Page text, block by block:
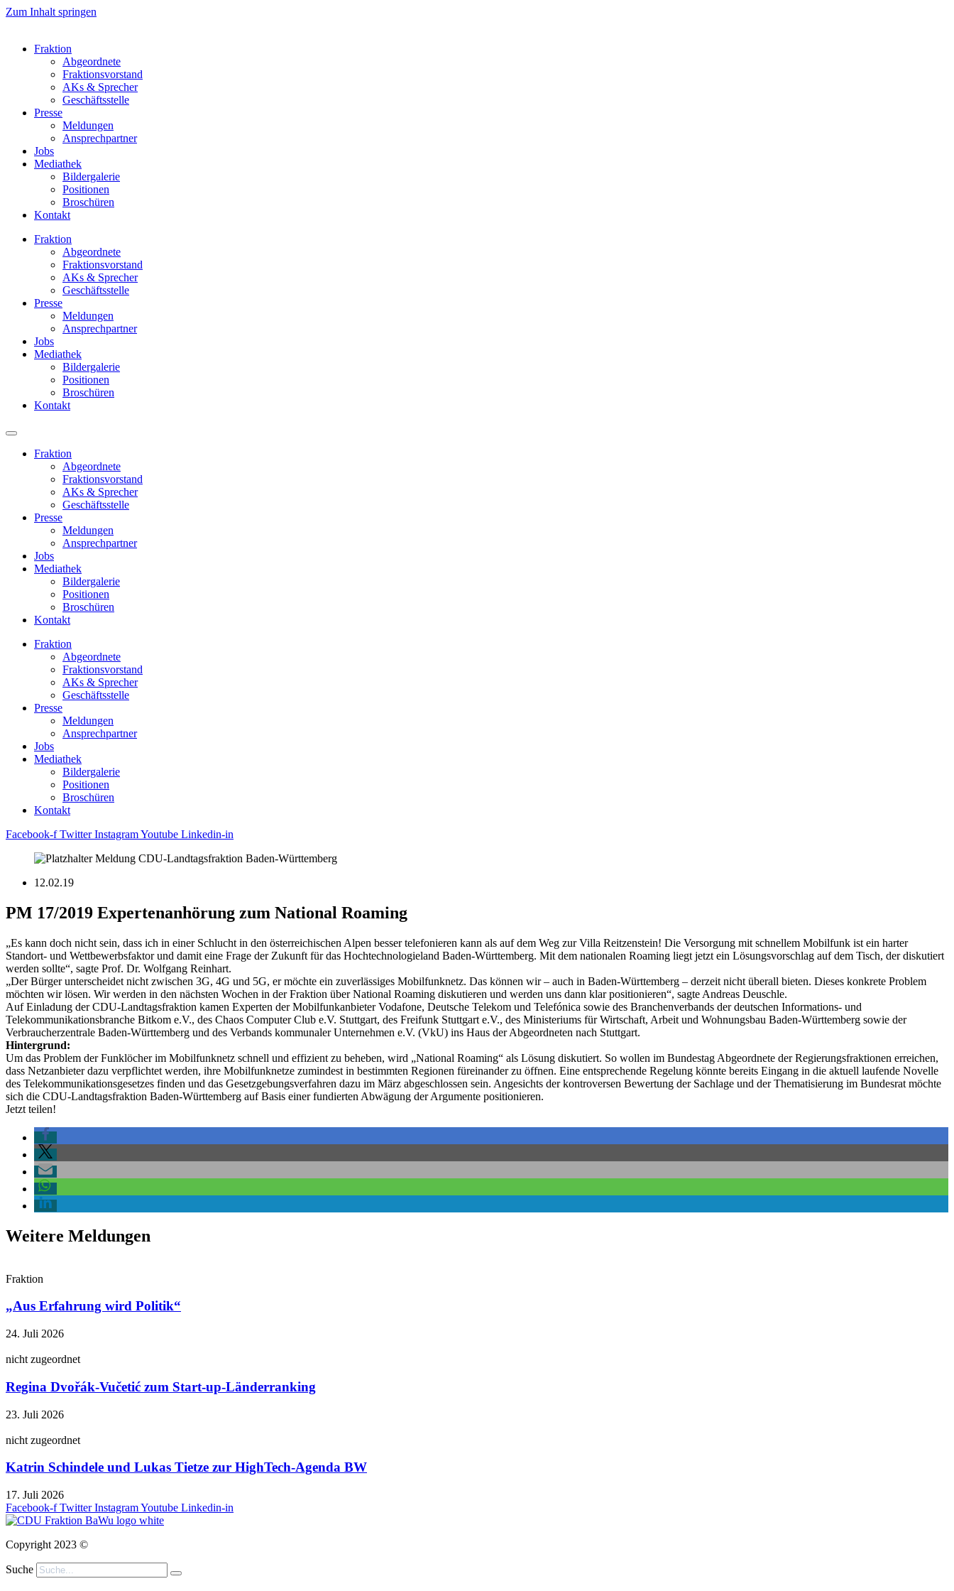
Zum Inhalt springen
Fraktion
Abgeordnete
Fraktions­vorstand
AKs & Sprecher
Geschäftsstelle
Presse
Meldungen
Ansprechpartner
Jobs
Mediathek
Bildergalerie
Positionen
Broschüren
Kontakt
Fraktion
Abgeordnete
Fraktions­vorstand
AKs & Sprecher
Geschäftsstelle
Presse
Meldungen
Ansprechpartner
Jobs
Mediathek
Bildergalerie
Positionen
Broschüren
Kontakt
Fraktion
Abgeordnete
Fraktions­vorstand
AKs & Sprecher
Geschäftsstelle
Presse
Meldungen
Ansprechpartner
Jobs
Mediathek
Bildergalerie
Positionen
Broschüren
Kontakt
Fraktion
Abgeordnete
Fraktions­vorstand
AKs & Sprecher
Geschäftsstelle
Presse
Meldungen
Ansprechpartner
Jobs
Mediathek
Bildergalerie
Positionen
Broschüren
Kontakt
Facebook-f Twitter InstagramYoutube Linkedin-in
12.02.19
PM 17/2019 Expertenanhörung zum National Roaming
„Es kann doch nicht sein, dass ich in einer Schlucht in den österreichischen Alpen besser telefonieren kann als auf dem Weg zur Villa Reitzenstein! Die Versorgung mit schnellem Mobilfunk ist ein harter
Standort- und Wettbewerbsfaktor und damit eine Frage der Zukunft für das Hochtechnologieland Baden-Württemberg. Mit dem nationalen Roaming liegt jetzt ein Lösungsvorschlag auf dem Tisch, der diskutiert
werden sollte“, sagte Prof. Dr. Wolfgang Reinhart.
„Der Bürger unterscheidet nicht zwischen 3G, 4G und 5G, er möchte ein zuverlässiges Mobilfunknetz. Das können wir – auch in Baden-Württemberg – derzeit nicht überall bieten. Dieses konkrete Problem
möchten wir lösen. Wir werden in den nächsten Wochen in der Fraktion über National Roaming diskutieren und werden uns dann klar positionieren“, sagte Andreas Deuschle.
Auf Einladung der CDU-Landtagsfraktion kamen Experten der Mobilfunkanbieter Vodafone, Deutsche Telekom und Telefónica sowie des Branchenverbands der deutschen Informations- und
Telekommunikationsbranche Bitkom e.V., des Chaos Computer Club e.V. Stuttgart, des Freifunk Stuttgart e.V., des Ministeriums für Wirtschaft, Arbeit und Wohnungsbau Baden-Württemberg sowie der
Verbraucherzentrale Baden-Württemberg und des Verbands kommunaler Unternehmen e.V. (VkU) ins Haus der Abgeordneten nach Stuttgart.
Hintergrund:
Um das Problem der Funklöcher im Mobilfunknetz schnell und effizient zu beheben, wird „National Roaming“ als Lösung diskutiert. So wollen im Bundestag Abgeordnete der Regierungsfraktionen erreichen,
dass Netzanbieter dazu verpflichtet werden, ihre Mobilfunknetze zumindest in bestimmten Regionen füreinander zu öffnen. Eine entsprechende Regelung könnte bereits Eingang in die aktuell laufende Novelle
des Telekommunikationsgesetzes finden und das Gesetzgebungsverfahren dazu im März abgeschlossen sein. Angesichts der kontroversen Bewertung der Sachlage und der Thematisierung im Bundesrat möchte
sich die CDU-Landtagsfraktion Baden-Württemberg auf Basis einer fundierten Abwägung der Argumente positionieren.
Jetzt teilen!
Weitere Meldungen
Fraktion
„Aus Erfahrung wird Politik“
24. Juli 2026
nicht zugeordnet
Regina Dvořák-Vučetić zum Start-up-Länderranking
23. Juli 2026
nicht zugeordnet
Katrin Schindele und Lukas Tietze zur HighTech-Agenda BW
17. Juli 2026
Facebook-f Twitter InstagramYoutube Linkedin-in
Copyright 2023 ©
Suche